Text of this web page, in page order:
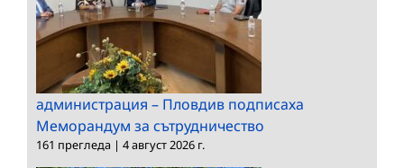
администрация – Пловдив подписаха
Меморандум за сътрудничество
161 прегледа | 4 август 2026 г.